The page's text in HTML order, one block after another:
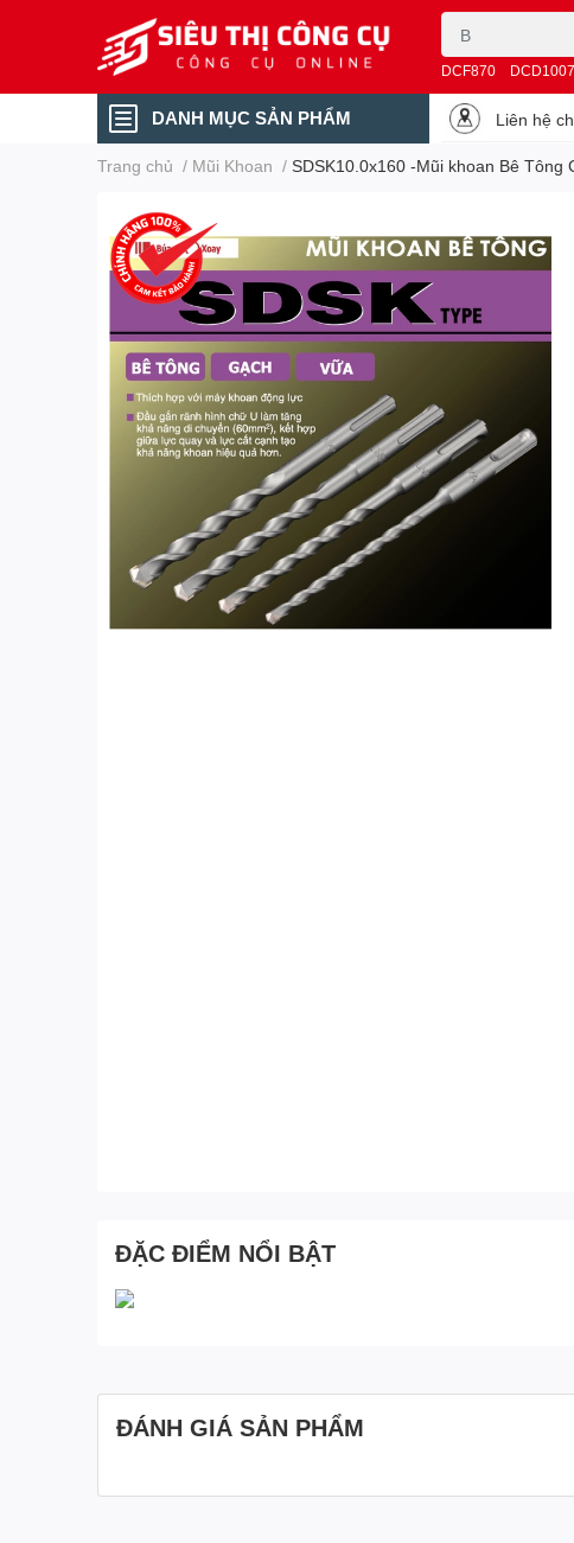
DCF870 DCD1007
DANH MỤC SẢN PHẨM Liên hệ
Trang chủ / Mũi Khoan / SDSK10.0x160 -Mũi khoan Bê Tông
ĐẶC ĐIỂM NỔI BẬT
ĐÁNH GIÁ SẢN PHẨM